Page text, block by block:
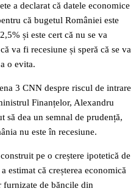
a declarat că datele economice
că bugetul României este
și este cert că nu se va
va fi recesiune și speră că se va
o evita.
3 CNN despre riscul de intrare
Finanțelor, Alexandru
să dea un semnal de prudență,
nu este în recesiune.
pe o creștere ipotetică de
estimat că creșterea economică
de băncile din